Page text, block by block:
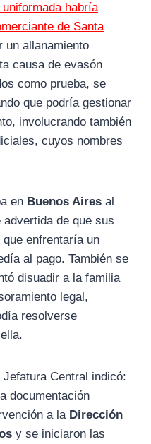
habría
de Santa
allanamiento
causa de evasón
como prueba, se
que podría gestionar
involucrando también
cuyos nombres
en Buenos Aires al
de que sus
enfrentaría un
al pago. También se
disuadir a la familia
legal,
resolverse
Central indicó:
documentación
a la Dirección
y se iniciaron las